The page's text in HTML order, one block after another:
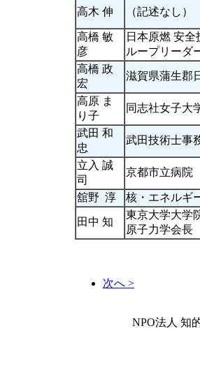
高木 伸 （記述なし）
高橋 敏
彦
日本原燃 安
ループリーダ
高橋 政
宏
滋賀県蒲生郡
高原 ま
り子
同志社女子大
武田 和
忠
武田技術士事
立入 誠
司
京都市立病院
舘野 淳 核・エネルギ
田中 知
東京大学大学
原子力学会長
次へ >
NPO法人 知